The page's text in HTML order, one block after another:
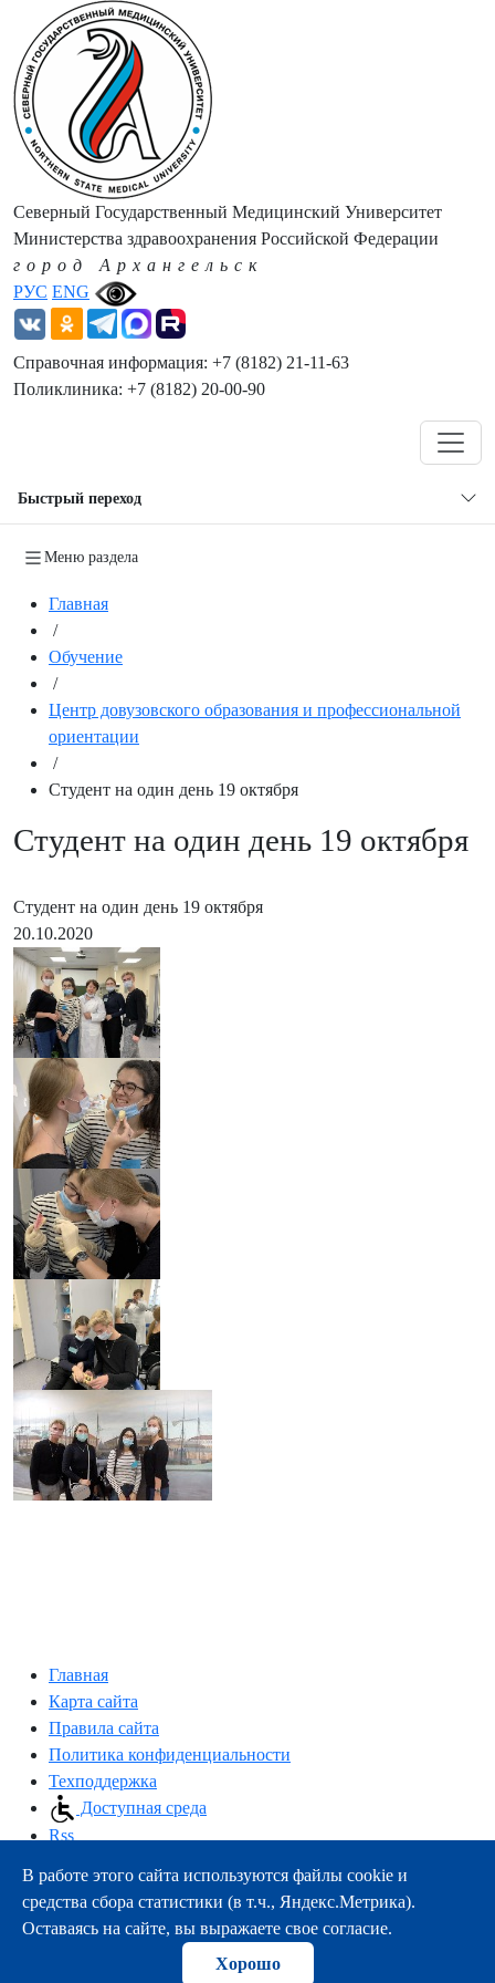
РУС ENG
Северный Государственный Медицинский Университет
Министерства здравоохранения Российской Федерации
город Архангельск
Справочная информация: +7 (8182) 21-11-63
Поликлиника: +7 (8182) 20-00-90
Быстрый переход
Меню раздела
Главная
/
Обучение
/
Центр довузовского образования и профессиональной
ориентации
/
Студент на один день 19 октября
Студент на один день 19 октября
Студент на один день 19 октября
20.10.2020
Главная
Карта сайта
Правила сайта
Политика конфиденциальности
Техподдержка
Доступная среда
Rss
163000, г.Архангельск, пр-т Троицкий, 51
тел.:+7 (8182) 21-11-63
e-mail:info@nsmu.ru
© ФГБОУ ВО СГМУ (г. Архангельск) Минздрава России
В работе этого сайта используются файлы cookie и
средства сбора статистики (в т.ч., Яндекс.Метрика).
Оставаясь на сайте, вы выражаете свое согласие.
Хорошо